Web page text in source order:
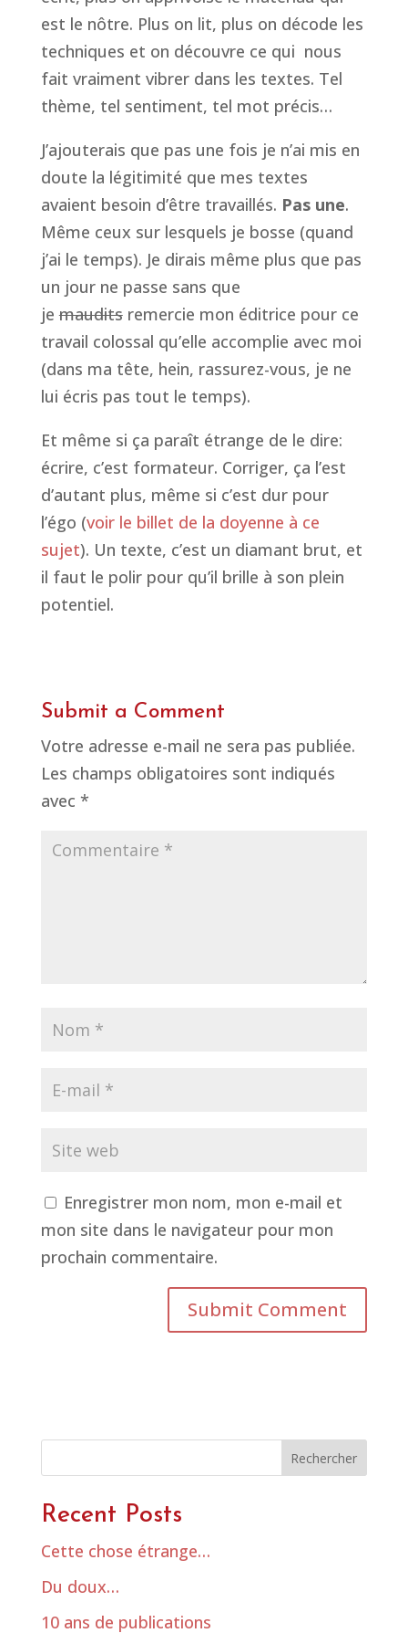
est le nôtre. Plus on lit, plus on décode les
techniques et on découvre ce qui nous
fait vraiment vibrer dans les textes. Tel
thème, tel sentiment, tel mot précis…
J’ajouterais que pas une fois je n’ai mis en
doute la légitimité que mes textes
avaient besoin d’être travaillés. Pas une.
Même ceux sur lesquels je bosse (quand
j’ai le temps). Je dirais même plus que pas
un jour ne passe sans que
jemauditsremercie mon éditrice pour ce
travail colossal qu’elle accomplie avec moi
(dans ma tête, hein, rassurez-vous, je ne
lui écris pas tout le temps).
Et même si ça paraît étrange de le dire:
écrire, c’est formateur. Corriger, ça l’est
d’autant plus, même si c’est dur pour
l’égo (voir le billet de la doyenne à ce
sujet). Un texte, c’est un diamant brut, et
il faut le polir pour qu’il brille à son plein
potentiel.
Submit a Comment
Votre adresse e-mail ne sera pas publiée.
Les champs obligatoires sont indiqués
avec *
Enregistrer mon nom, mon e-mail et
mon site dans le navigateur pour mon
prochain commentaire.
Rechercher
Recent Posts
Cette chose étrange…
Du doux…
10 ans de publications